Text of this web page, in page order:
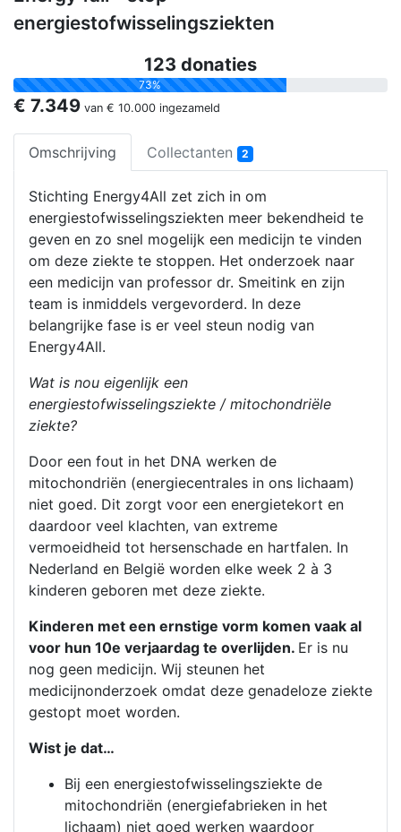
energiestofwisselingsziekten
123 donaties
73%
€ 7.349 van € 10.000 ingezameld
Omschrijving Collectanten 2
Stichting Energy4All zet zich in om
energiestofwisselingsziekten meer bekendheid te
geven en zo snel mogelijk een medicijn te vinden
om deze ziekte te stoppen. Het onderzoek naar
een medicijn van professor dr. Smeitink en zijn
team is inmiddels vergevorderd. In deze
belangrijke fase is er veel steun nodig van
Energy4All.
Wat is nou eigenlijk een
energiestofwisselingsziekte / mitochondriële
ziekte?
Door een fout in het DNA werken de
mitochondriën (energiecentrales in ons lichaam)
niet goed. Dit zorgt voor een energietekort en
daardoor veel klachten, van extreme
vermoeidheid tot hersenschade en hartfalen. In
Nederland en België worden elke week 2 à 3
kinderen geboren met deze ziekte.
Kinderen met een ernstige vorm komen vaak al
voor hun 10e verjaardag te overlijden. Er is nu
nog geen medicijn. Wij steunen het
medicijnonderzoek omdat deze genadeloze ziekte
gestopt moet worden.
Wist je dat…
Bij een energiestofwisselingsziekte de
mitochondriën (energiefabrieken in het
lichaam) niet goed werken waardoor